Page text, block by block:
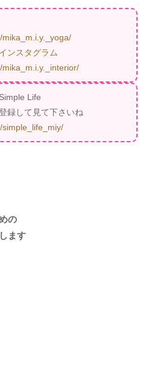
インスタグラム
Life
録して見て下さいね
の
ます